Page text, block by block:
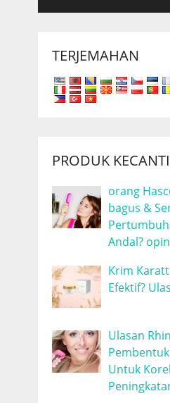
TERJEMAHAN
PRODUK
orang
bagus &
Andal?
Krim
Efektif?
Ulasan
Untuk